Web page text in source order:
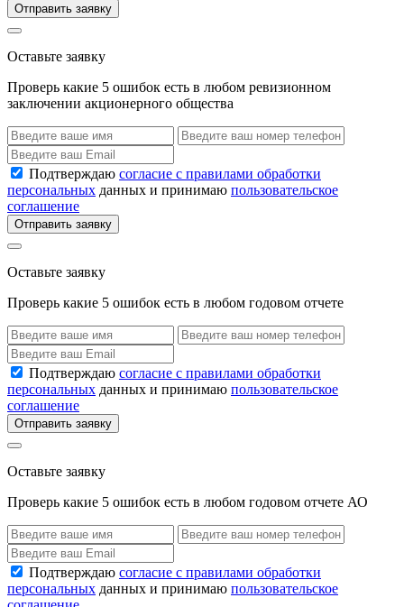
Отправить заявку
Оставьте заявку
Проверь какие 5 ошибок есть в любом ревизионном
заключении акционерного общества
Подтверждаю согласие с правилами обработки
персональных данных и принимаю пользовательское
соглашение
Отправить заявку
Оставьте заявку
Проверь какие 5 ошибок есть в любом годовом отчете
Подтверждаю согласие с правилами обработки
персональных данных и принимаю пользовательское
соглашение
Отправить заявку
Оставьте заявку
Проверь какие 5 ошибок есть в любом годовом отчете АО
Подтверждаю согласие с правилами обработки
персональных данных и принимаю пользовательское